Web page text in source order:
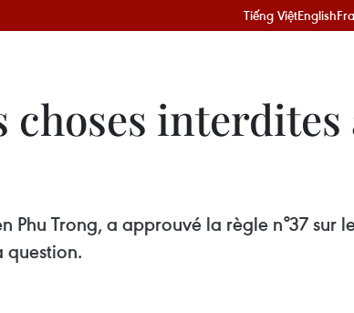
Tiếng ViệtEnglish
choses interdites
Trong, a approuvé la règle n°37 sur
question.